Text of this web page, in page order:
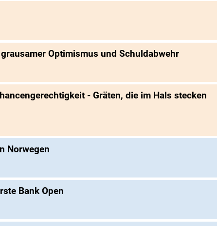
Optimismus und Schuldabwehr
- Gräten, die im Hals stecken
Norwegen
Bank Open